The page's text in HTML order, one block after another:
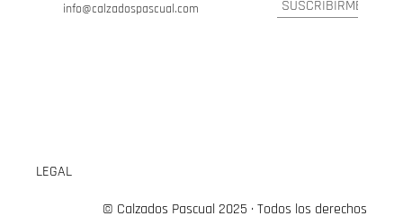
info@calzadospascual.com
LEGAL
© Calzados Pascual 2025 · Todos los derechos